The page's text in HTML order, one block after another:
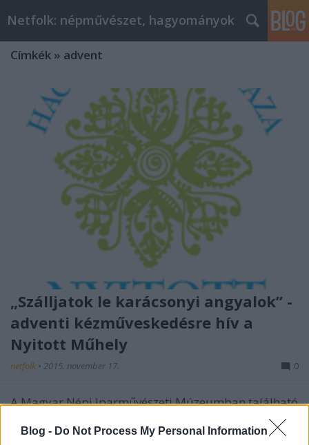
Blog - Do Not Process My Personal Information
Netfolk: népművészet, hagyományok
Címkék » advent
„Szálljatok le karácsonyi angyalok” -
adventi kézműveskedésre hív a
Nyitott Műhely
netfolk • 2015. november 17. 0
A Magyar Népi Iparművészeti Múzeumban található
Nyitott Műhely különleges hely. Itt szalma-, csuhé- és
gyékényfonók, gyöngyfűzők, hímzők, kosárfonók,